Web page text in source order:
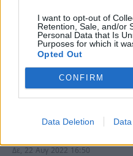
I want to opt-out of
Retention, Sale, and/or
Personal Data that Is
Purposes for which it
Opted Out
CONFIRM
Data Deletion
Στάθης
εικόνες από το
και η σύζυγός του
Δε, 22 Αυγ 2022 16:50